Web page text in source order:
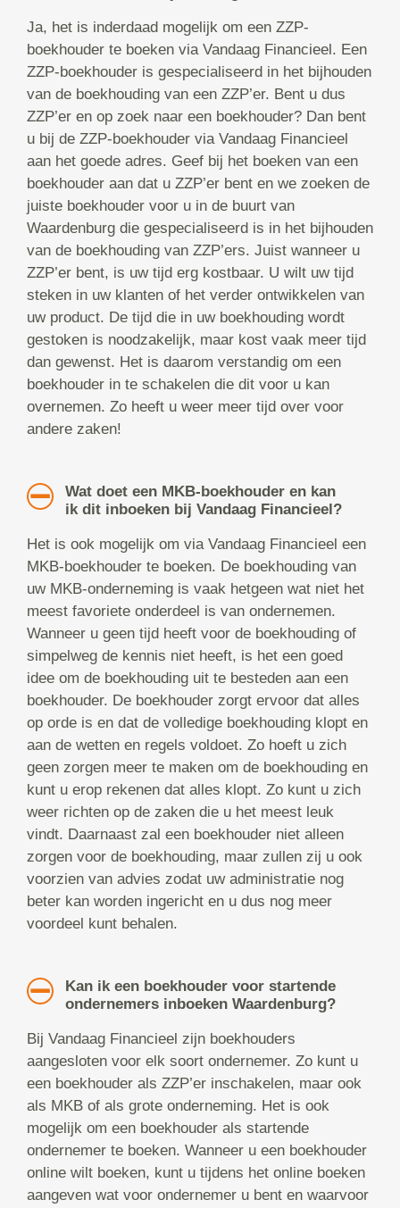
Ja, het is inderdaad mogelijk om een ZZP-
boekhouder te boeken via Vandaag Financieel. Een
ZZP-boekhouder is gespecialiseerd in het bijhouden
van de boekhouding van een ZZP’er. Bent u dus
ZZP’er en op zoek naar een boekhouder? Dan bent
u bij de ZZP-boekhouder via Vandaag Financieel
aan het goede adres. Geef bij het boeken van een
boekhouder aan dat u ZZP’er bent en we zoeken de
juiste boekhouder voor u in de buurt van
Waardenburg die gespecialiseerd is in het bijhouden
van de boekhouding van ZZP’ers. Juist wanneer u
ZZP’er bent, is uw tijd erg kostbaar. U wilt uw tijd
steken in uw klanten of het verder ontwikkelen van
uw product. De tijd die in uw boekhouding wordt
gestoken is noodzakelijk, maar kost vaak meer tijd
dan gewenst. Het is daarom verstandig om een
boekhouder in te schakelen die dit voor u kan
overnemen. Zo heeft u weer meer tijd over voor
andere zaken!
Wat doet een MKB-boekhouder en kan
ik dit inboeken bij Vandaag Financieel?
Het is ook mogelijk om via Vandaag Financieel een
MKB-boekhouder te boeken. De boekhouding van
uw MKB-onderneming is vaak hetgeen wat niet het
meest favoriete onderdeel is van ondernemen.
Wanneer u geen tijd heeft voor de boekhouding of
simpelweg de kennis niet heeft, is het een goed
idee om de boekhouding uit te besteden aan een
boekhouder. De boekhouder zorgt ervoor dat alles
op orde is en dat de volledige boekhouding klopt en
aan de wetten en regels voldoet. Zo hoeft u zich
geen zorgen meer te maken om de boekhouding en
kunt u erop rekenen dat alles klopt. Zo kunt u zich
weer richten op de zaken die u het meest leuk
vindt. Daarnaast zal een boekhouder niet alleen
zorgen voor de boekhouding, maar zullen zij u ook
voorzien van advies zodat uw administratie nog
beter kan worden ingericht en u dus nog meer
voordeel kunt behalen.
Kan ik een boekhouder voor startende
ondernemers inboeken Waardenburg?
Bij Vandaag Financieel zijn boekhouders
aangesloten voor elk soort ondernemer. Zo kunt u
een boekhouder als ZZP’er inschakelen, maar ook
als MKB of als grote onderneming. Het is ook
mogelijk om een boekhouder als startende
ondernemer te boeken. Wanneer u een boekhouder
online wilt boeken, kunt u tijdens het online boeken
aangeven wat voor ondernemer u bent en waarvoor